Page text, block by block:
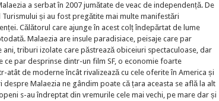
a serbat în 2007 jumătate de veac de independență. De
Turismului și au fost pregătite mai multe manifestări
Călătorul care ajunge în acest colț îndepărtat de lume
Malaezia are insule paradisiace, peisaje care par
triburi izolate care păstrează obiceiuri spectaculoase, dar
par desprinse dintr-un film SF, o economie foarte
de moderne încât rivalizează cu cele oferite în America și
Malaezia ne gândim poate că țara aceasta se află la alt
s-au îndreptat din vremurile cele mai vechi, pe mare dar și